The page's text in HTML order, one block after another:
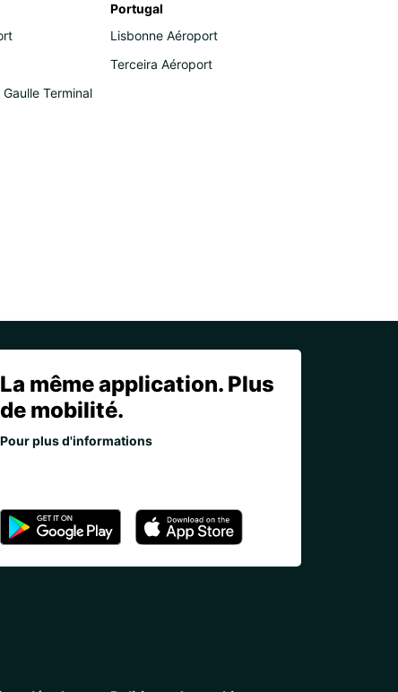
Terminal
Portugal
Lisbonne Aéroport
Terceira Aéroport
La même application. Plus
de mobilité.
Pour plus d'informations